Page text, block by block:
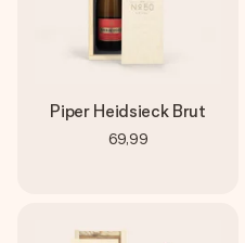
Piper Heidsieck Brut
69,99